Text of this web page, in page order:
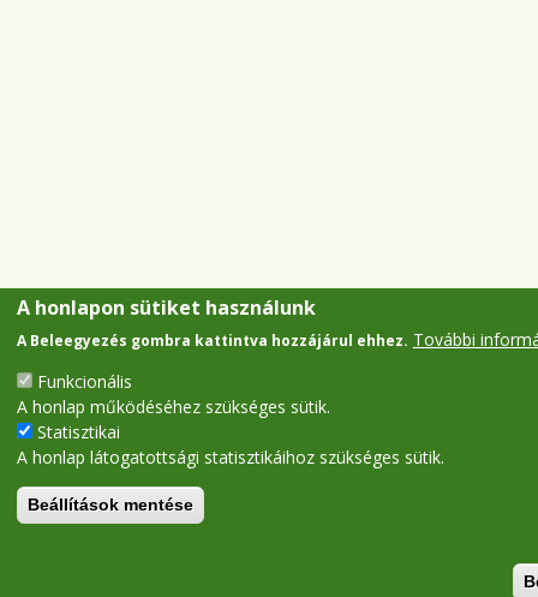
A honlapon sütiket használunk
A Beleegyezés gombra kattintva hozzájárul ehhez. További
Funkcionális
A honlap működéséhez szükséges sütik.
Statisztikai
A honlap látogatottsági statisztikáihoz szükséges sütik.
Beállítások mentése